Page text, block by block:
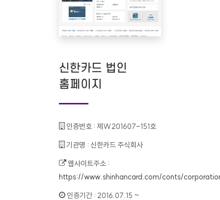
신한카드 법인
홈페이지
인증번호 : 제W201607-151호
기관명 : 신한카드 주식회사
웹사이트주소 :
https://www.shinhancard.com/conts/
인증기간 : 2016.07.15 ~